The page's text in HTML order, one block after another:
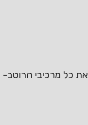
מרכיבי הרוטב-